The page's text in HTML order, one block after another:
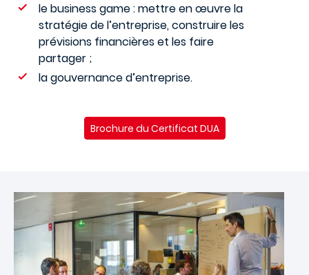
le business game : mettre en œuvre la
stratégie de l’entreprise, construire les
prévisions financières et les faire
partager ;
la gouvernance d’entreprise.
Brochure du Certificat DUA
Image